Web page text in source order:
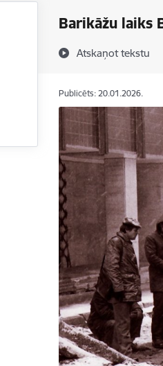
Barikāžu laiks
Atskaņot tekstu
Publicēts: 20.01.2026.